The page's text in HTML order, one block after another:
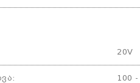
20V
: 100 -